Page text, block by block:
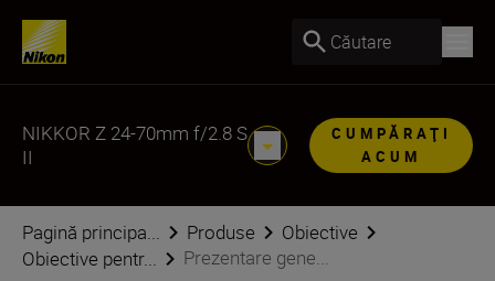
Căutare
NIKKOR Z 24-70mm f/2.8 S
II
CUMPĂRAŢI
ACUM
Pagină principa... Produse
Obiective
Obiective pentr...
Prezentare gene...